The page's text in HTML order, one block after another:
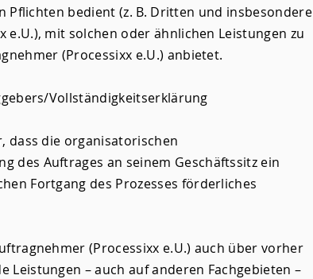
Pflichten bedient (z. B. Dritten und insbesondere
e.U.), mit solchen oder ähnlichen Leistungen zu
(Processixx e.U.) anbietet.
Vollständigkeitserklärung
dass die organisatorischen
des Auftrages an seinem Geschäftssitz ein
Fortgang des Prozesses förderliches
(Processixx e.U.) auch über vorher
– auch auf anderen Fachgebieten –